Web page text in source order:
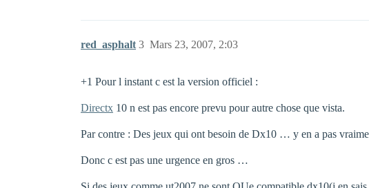
red_asphalt Mars 23, 2007, 2:03
3
+1 Pour l instant c est la version officiel :
Directx 10 n est pas encore prevu pour autre chose que vista.
Par contre : Des jeux qui ont besoin de Dx10 … y en a pas
Donc c est pas une urgence en gros …